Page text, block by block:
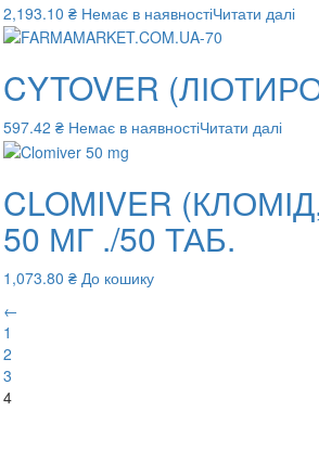
2,193.10 ₴ Немає в наявностіЧитати далі
CYTOVER
597.42 ₴ Немає в наявностіЧитати далі
CLOMIVER
50 МГ ./50 ТАБ.
1,073.80 ₴ До кошику
←
1
2
3
4